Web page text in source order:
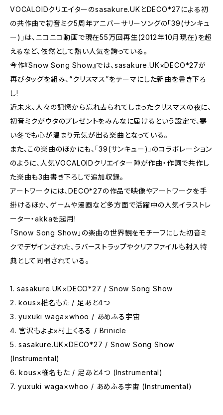
VOCALOIDクリエイターのsasakure.UKとDECO*27による初
の共作曲で初音ミク5周年アニバーサリーソングの「39(サンキュ
ー)」は、ニコニコ動画で現在55万回再生(2012年10月現在)を超
えるなど、依然として熱い人気を誇っている。
今作『Snow Song Show』では、sasakure.UK×DECO*27が
再びタッグを組み、“クリスマス”をテーマにした新曲を書き下ろ
し!
近未来、人々の記憶から忘れ去られてしまったクリスマスの夜に、
初音ミクがウタのプレゼントをみんなに届けるという設定で、寒
い冬でも心が温まり元気が出る楽曲となっている。
また、この楽曲のほかにも、「39(サンキュー)」のコラボレーション
のように、人気VOCALOIDクリエイター陣が作曲・作詞で共作し
た楽曲も3曲書き下ろしで追加収録。
アートワークには、DECO*27の作品で映像やアートワークを手
掛けるほか、ゲームや漫画など多方面で活躍中の人気イラストレ
ーター・akkaを起用!
「Snow Song Show」の楽曲の世界観をモチーフにした初音ミ
クでデザインされた、ラバーストラップやクリアファイルも封入特
典として同梱されている。
1. sasakure.UK×DECO*27 / Snow Song Show
2. kous×椎名もた / 足あと4つ
3. yuxuki waga×whoo / あめふる宇宙
4. 宮沢もよよ×村上くるる / Brinicle
5. sasakure.UK×DECO*27 / Snow Song Show
(Instrumental)
6. kous×椎名もた / 足あと4つ (Instrumental)
7. yuxuki waga×whoo / あめふる宇宙 (Instrumental)